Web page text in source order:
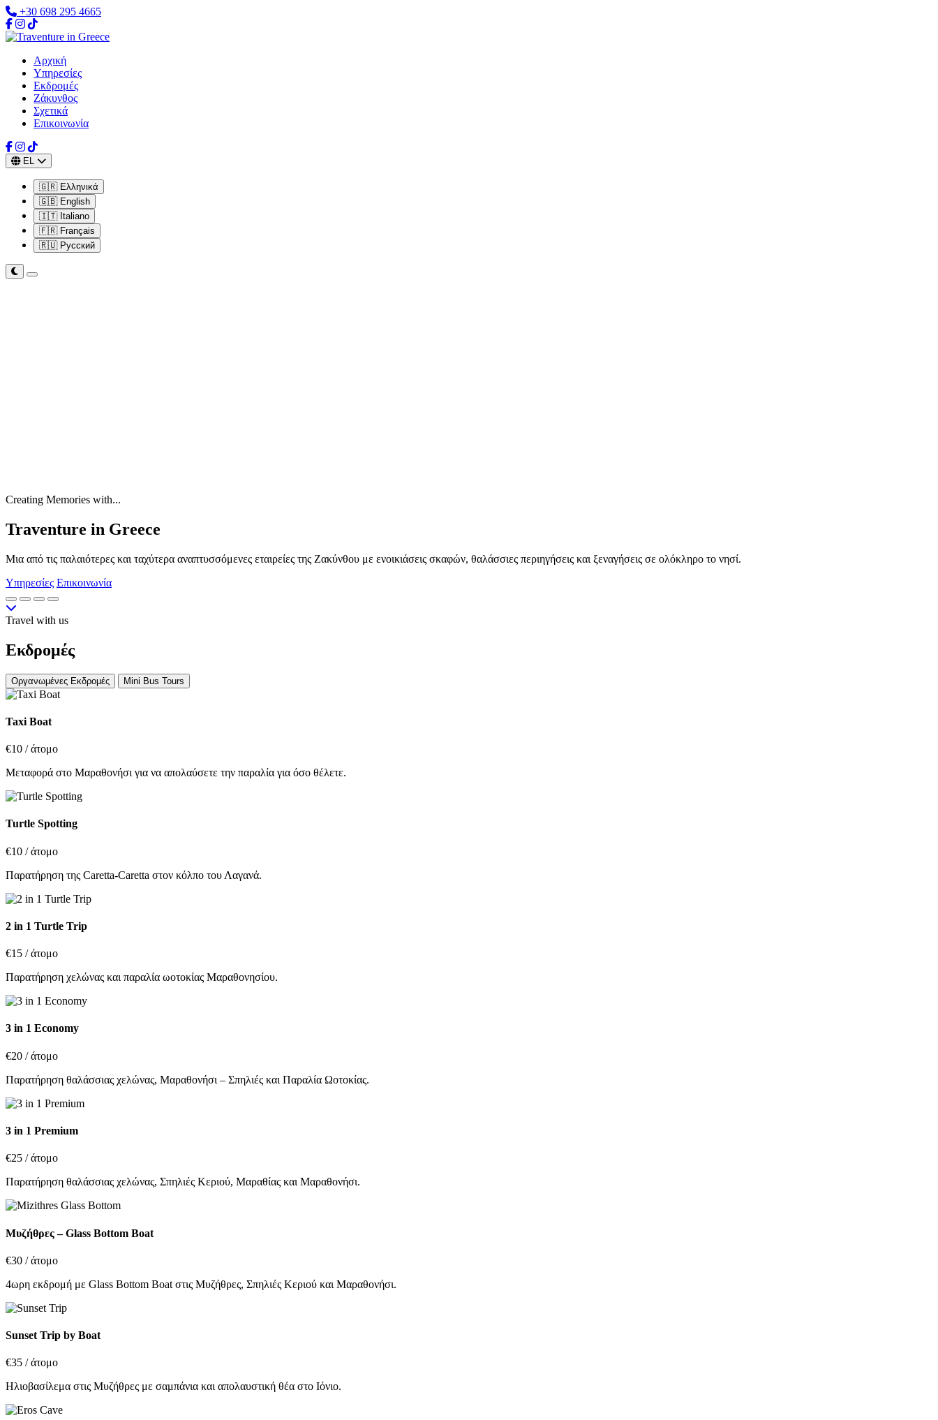
+30 698 295 4665
Αρχική
Υπηρεσίες
Εκδρομές
Ζάκυνθος
Σχετικά
Επικοινωνία
EL
🇬🇷 Ελληνικά
🇬🇧 English
🇮🇹 Italiano
🇫🇷 Français
🇷🇺 Русский
Creating Memories with...
Traventure in Greece
Μια από τις παλαιότερες και ταχύτερα αναπτυσσόμενες εταιρείες της Ζακύνθου με ενοικιάσεις σκαφών, θαλάσσιες περιηγήσεις και ξεναγήσεις σε ολόκληρο το νησί.
Υπηρεσίες Επικοινωνία
Travel with us
Εκδρομές
Οργανωμένες Εκδρομές Mini Bus Tours
Taxi Boat
€10 / άτομο
Μεταφορά στο Μαραθονήσι για να απολαύσετε την παραλία για όσο θέλετε.
Turtle Spotting
€10 / άτομο
Παρατήρηση της Caretta-Caretta στον κόλπο του Λαγανά.
2 in 1 Turtle Trip
€15 / άτομο
Παρατήρηση χελώνας και παραλία ωοτοκίας Μαραθονησίου.
3 in 1 Economy
€20 / άτομο
Παρατήρηση θαλάσσιας χελώνας, Μαραθονήσι – Σπηλιές και Παραλία Ωοτοκίας.
3 in 1 Premium
€25 / άτομο
Παρατήρηση θαλάσσιας χελώνας, Σπηλιές Κεριού, Μαραθίας και Μαραθονήσι.
Μυζήθρες – Glass Bottom Boat
€30 / άτομο
4ωρη εκδρομή με Glass Bottom Boat στις Μυζήθρες, Σπηλιές Κεριού και Μαραθονήσι.
Sunset Trip by Boat
€35 / άτομο
Ηλιοβασίλεμα στις Μυζήθρες με σαμπάνια και απολαυστική θέα στο Ιόνιο.